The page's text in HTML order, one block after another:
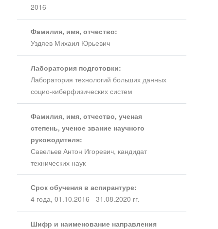
2016
Фамилия, имя, отчество:
Уздяев Михаил Юрьевич
Лаборатория подготовки:
Лаборатория технологий больших данных
социо-киберфизических систем
Фамилия, имя, отчество, ученая
степень, ученое звание научного
руководителя:
Савельев Антон Игоревич, кандидат
технических наук
Срок обучения в аспирантуре:
4 года, 01.10.2016 - 31.08.2020 гг.
Шифр и наименование направления